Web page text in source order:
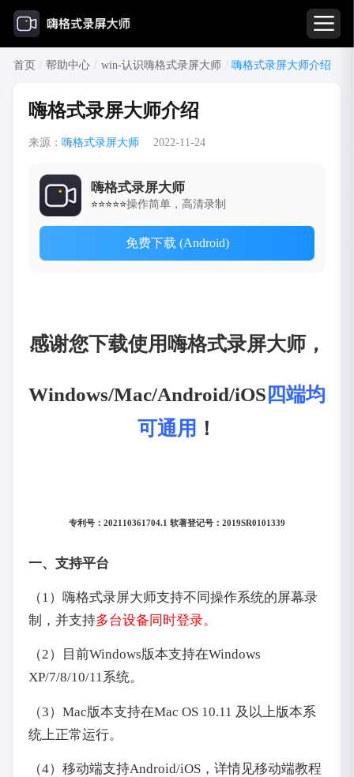
首页 / 帮助中心 / win-认识嗨格式录屏大师 / 嗨格式录屏大师介绍
嗨格式录屏大师介绍
来源： 嗨格式录屏大师 2022-11-24
嗨格式录屏大师
⭐⭐⭐⭐⭐操作简单，高清录制
免费下载 (Android)
感谢您下载使用嗨格式录屏大师，
Windows/Mac/Android/iOS 四端均
可通用 ！
专利号：202110361704.1 软著登记号：2019SR0101339
一、支持平台
（1）嗨格式录屏大师支持不同操作系统的屏幕录
制，并支持多台设备同时登录。
（2）目前Windows版本支持在Windows
XP/7/8/10/11系统。
（3）Mac版本支持在Mac OS 10.11 及以上版本系
统上正常运行。
（4）移动端支持Android/iOS，详情见移动端教程